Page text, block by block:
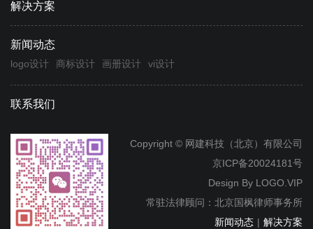
解决方案
新闻动态
logo设计 商标设计 画册设计 vi设计
联系我们
Copyright © 网建科技（北京）有限公司
京ICP备20024181号
Design By LOGO.VIP
常驻法律顾问：北京国枫律师事务所
新闻动态 | 解决方案